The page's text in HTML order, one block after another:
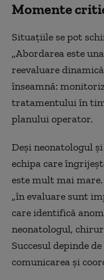
Momente
Situațiile se pot
„Abordarea este
reevaluare
înseamnă:
tratamentului în
planului operator.
Deși neonatologul
echipa care
este mult mai
„în evaluare sunt
care identifică
neonatologul,
Succesul depinde
comunicarea și